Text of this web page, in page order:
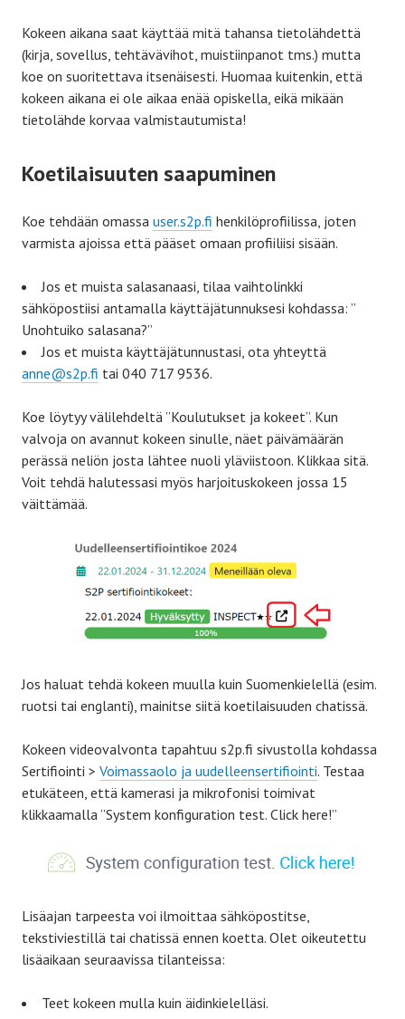
Kokeen aikana saat käyttää mitä tahansa tietolähdettä
(kirja, sovellus, tehtävävihot, muistiinpanot tms.) mutta
koe on suoritettava itsenäisesti. Huomaa kuitenkin, että
kokeen aikana ei ole aikaa enää opiskella, eikä mikään
tietolähde korvaa valmistautumista!
Koetilaisuuten saapuminen
Koe tehdään omassa user.s2p.fi henkilöprofiilissa, joten
varmista ajoissa että pääset omaan profiiliisi sisään.
Jos et muista salasanaasi, tilaa vaihtolinkki
sähköpostiisi antamalla käyttäjätunnuksesi kohdassa: ”
Unohtuiko salasana?”
Jos et muista käyttäjätunnustasi, ota yhteyttä
anne@s2p.fi tai 040 717 9536.
Koe löytyy välilehdeltä ”Koulutukset ja kokeet”. Kun
valvoja on avannut kokeen sinulle, näet päivämäärän
perässä neliön josta lähtee nuoli yläviistoon. Klikkaa sitä.
Voit tehdä halutessasi myös harjoituskokeen jossa 15
väittämää.
Jos haluat tehdä kokeen muulla kuin Suomenkielellä (esim.
ruotsi tai englanti), mainitse siitä koetilaisuuden chatissä.
Kokeen videovalvonta tapahtuu s2p.fi sivustolla kohdassa
Sertifiointi > Voimassaolo ja uudelleensertifiointi. Testaa
etukäteen, että kamerasi ja mikrofonisi toimivat
klikkaamalla ”System konfiguration test. Click here!”
Lisäajan tarpeesta voi ilmoittaa sähköpostitse,
tekstiviestillä tai chatissä ennen koetta. Olet oikeutettu
lisäaikaan seuraavissa tilanteissa:
Teet kokeen mulla kuin äidinkielelläsi.